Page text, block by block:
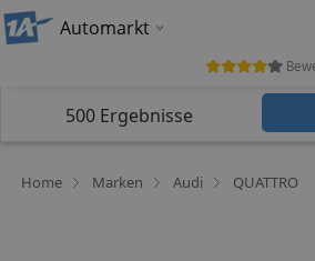
Automarkt
500 Ergebnisse
Home Marken Audi QUATTRO